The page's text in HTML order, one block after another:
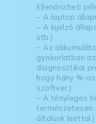
Ellenőrizheti
– A laptop
– A kijelző
stb.)
– Az
gyakorlatban
diagnosztikai
hogy hány %-
szoftver.)
– A tényleges
természetesen
általunk leírttal.)